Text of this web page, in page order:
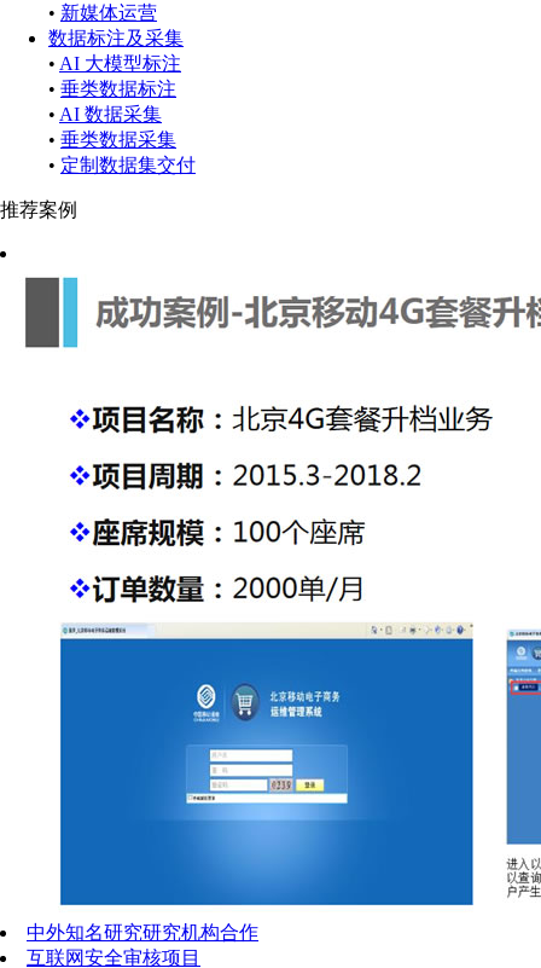
• 新媒体运营
数据标注及采集
• AI 大模型标注
• 垂类数据标注
• AI 数据采集
• 垂类数据采集
• 定制数据集交付
推荐案例
中外知名研究研究机构合作
互联网安全审核项目